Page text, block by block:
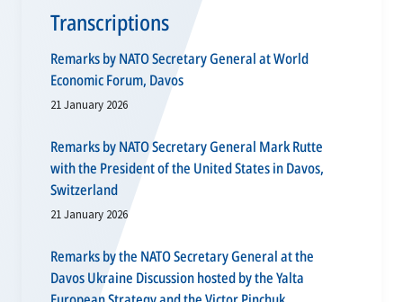
Transcriptions
Remarks by NATO Secretary General at World
Economic Forum, Davos
21 January 2026
Remarks by NATO Secretary General Mark Rutte
with the President of the United States in Davos,
Switzerland
21 January 2026
Remarks by the NATO Secretary General at the
Davos Ukraine Discussion hosted by the Yalta